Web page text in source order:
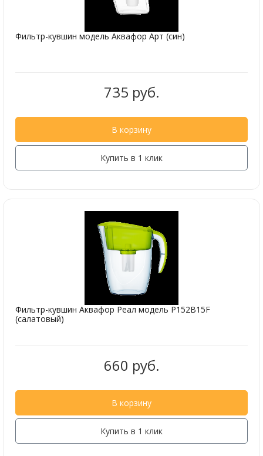
Фильтр-кувшин модель Аквафор Арт (син)
735 руб.
В корзину
Купить в 1 клик
Фильтр-кувшин Аквафор Реал модель Р152В15F
(салатовый)
660 руб.
В корзину
Купить в 1 клик